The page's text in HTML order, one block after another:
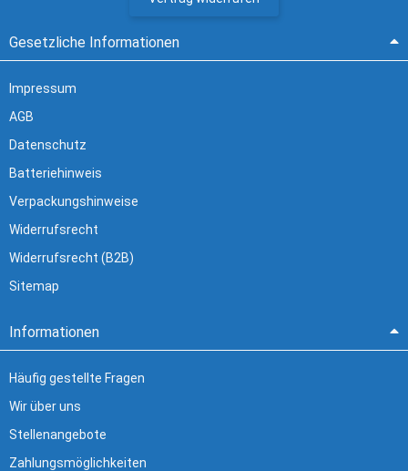
Gesetzliche Informationen
Impressum
AGB
Datenschutz
Batteriehinweis
Verpackungshinweise
Widerrufsrecht
Widerrufsrecht (B2B)
Sitemap
Informationen
Häufig gestellte Fragen
Wir über uns
Stellenangebote
Zahlungsmöglichkeiten